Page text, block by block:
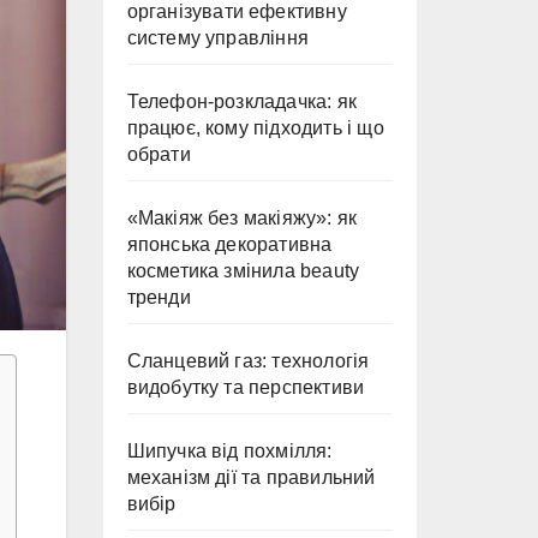
організувати ефективну
систему управління
Телефон-розкладачка: як
працює, кому підходить і що
обрати
«Макіяж без макіяжу»: як
японська декоративна
косметика змінила beauty
тренди
Сланцевий газ: технологія
видобутку та перспективи
Шипучка від похмілля:
механізм дії та правильний
вибір